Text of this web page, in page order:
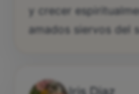
y crecer
amados siervos del